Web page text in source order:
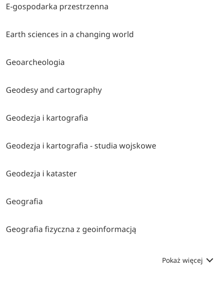
E-gospodarka przestrzenna
Earth sciences in a changing world
Geoarcheologia
Geodesy and cartography
Geodezja i kartografia
Geodezja i kartografia - studia wojskowe
Geodezja i kataster
Geografia
Geografia fizyczna z geoinformacją
Pokaż więcej